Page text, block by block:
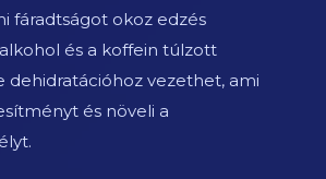
fáradtságot okoz edzés
és a koffein túlzott
dehidratációhoz vezethet, ami
és növeli a